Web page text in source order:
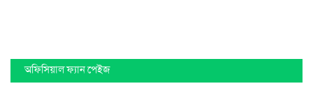
অফিসিয়াল ফ্যান পেইজ